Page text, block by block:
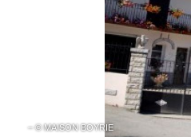
– © MAISON BOYRIE